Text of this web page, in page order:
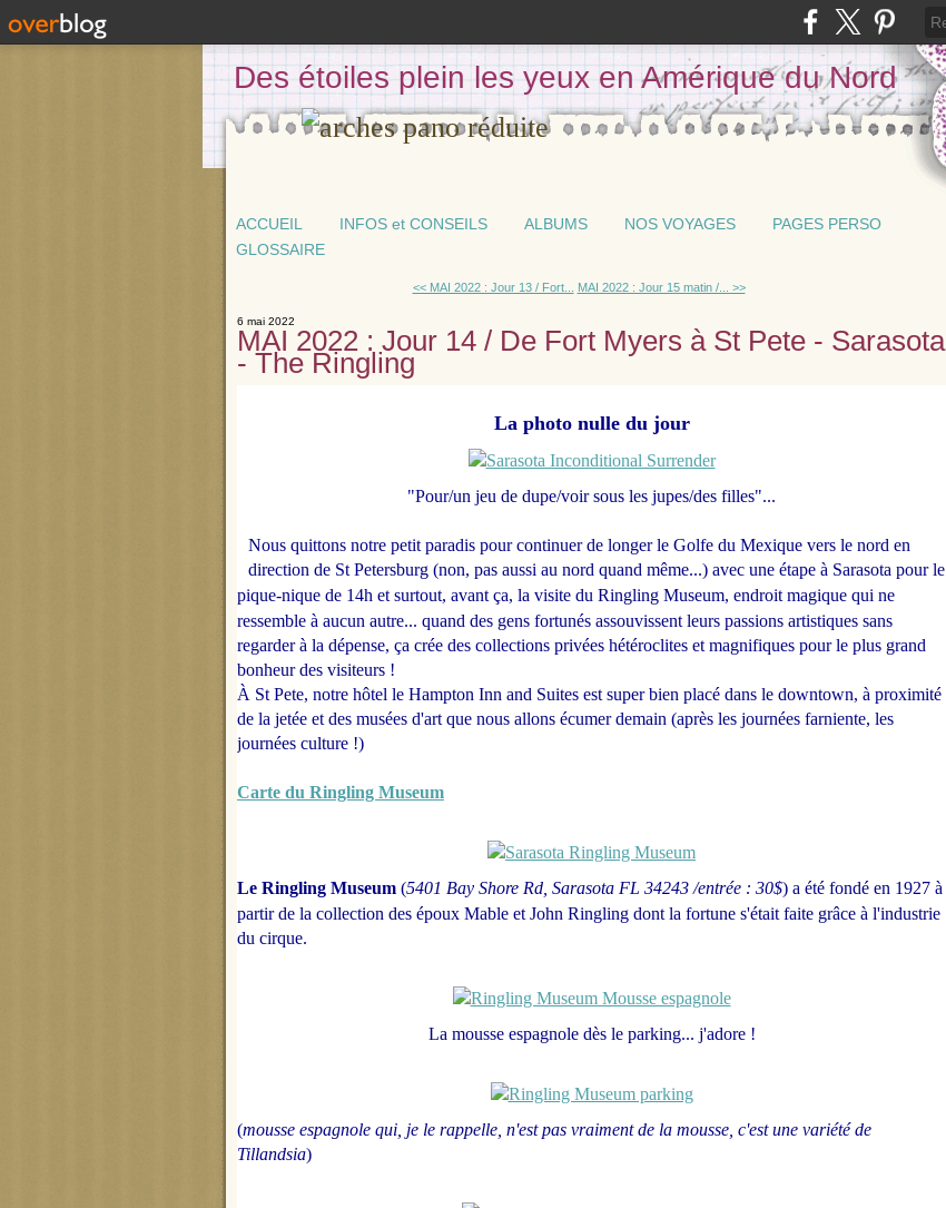
Des étoiles plein les yeux en Amérique du Nord
ACCUEIL INFOS et CONSEILS ALBUMS NOS VOYAGES
PAGES PERSO
GLOSSAIRE
<< MAI 2022 : Jour 13 / Fort... MAI 2022 : Jour 15 matin /... >>
6 mai 2022
MAI 2022 : Jour 14 / De Fort Myers à St Pete - Sarasota
- The Ringling
La photo nulle du jour
"Pour/un jeu de dupe/voir sous les jupes/des filles"...
Nous quittons notre petit paradis pour continuer de longer le Golfe du Mexique vers le nord en
direction de St Petersburg (non, pas aussi au nord quand même...) avec une étape à Sarasota pour le
pique-nique de 14h et surtout, avant ça, la visite du Ringling Museum, endroit magique qui ne
ressemble à aucun autre... quand des gens fortunés assouvissent leurs passions artistiques sans
regarder à la dépense, ça crée des collections privées hétéroclites et magnifiques pour le plus grand
bonheur des visiteurs !
À St Pete, notre hôtel le Hampton Inn and Suites est super bien placé dans le downtown, à proximité
de la jetée et des musées d'art que nous allons écumer demain (après les journées farniente, les
journées culture !)
Carte du Ringling Museum
Le Ringling Museum (5401 Bay Shore Rd, Sarasota FL 34243 /entrée : 30$) a été fondé en 1927 à
partir de la collection des époux Mable et John Ringling dont la fortune s'était faite grâce à l'industrie
du cirque.
La mousse espagnole dès le parking... j'adore !
(mousse espagnole qui, je le rappelle, n'est pas vraiment de la mousse, c'est une variété de
Tillandsia)